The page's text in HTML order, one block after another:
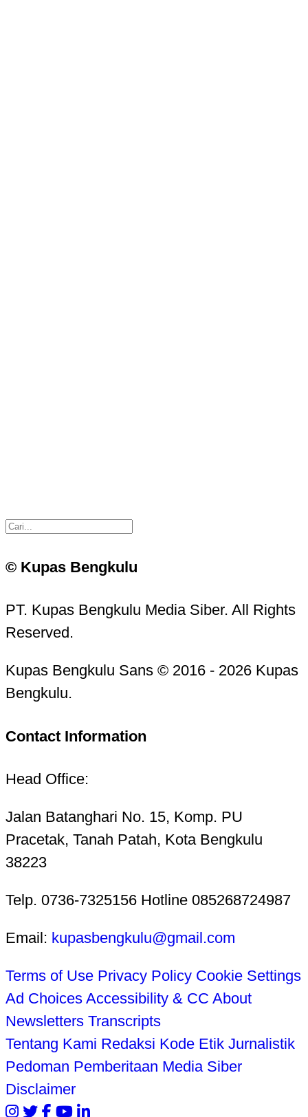
© Kupas Bengkulu
PT. Kupas Bengkulu Media Siber. All Rights
Reserved.
Kupas Bengkulu Sans © 2016 - 2026 Kupas
Bengkulu.
Contact Information
Head Office:
Jalan Batanghari No. 15, Komp. PU
Pracetak, Tanah Patah, Kota Bengkulu
38223
Telp. 0736-7325156 Hotline 085268724987
Email: kupasbengkulu@gmail.com
Terms of Use Privacy Policy Cookie Settings
Ad Choices Accessibility & CC About
Newsletters Transcripts
Tentang Kami Redaksi Kode Etik Jurnalistik
Pedoman Pemberitaan Media Siber
Disclaimer